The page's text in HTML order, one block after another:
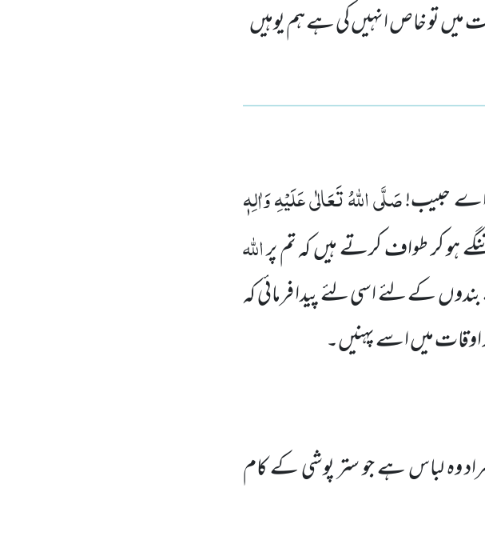
میں تو خاص انہیں کی ہے ہم یوہیں
اے حبیب!صَلَّی اللہُ تَعَالٰی عَلَیْہِ وَاٰلِہٖ
ہو کر طواف کرتے ہیں کہ تم پراللہ
کے لئے اسی لئے پیدا فرمائی کہ
میں اسے پہنیں۔
وہ لباس ہے جو ستر پوشی کے کام